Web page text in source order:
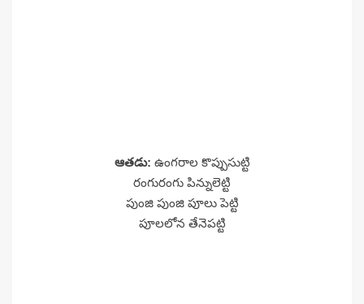
ఆతడు: ఉంగరాల కొప్పుసుట్టి
రంగురంగు పిన్నులెట్టి
పుంజి పుంజి పూలు పెట్టి
పూలలోన తేనెపట్టి